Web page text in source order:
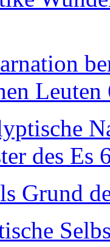
Leuten
des Es
Grund